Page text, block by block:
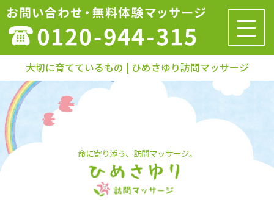
大切に育てているもの | ひめさゆり訪問マッサージ
命に寄り添う、訪問マッサージ。